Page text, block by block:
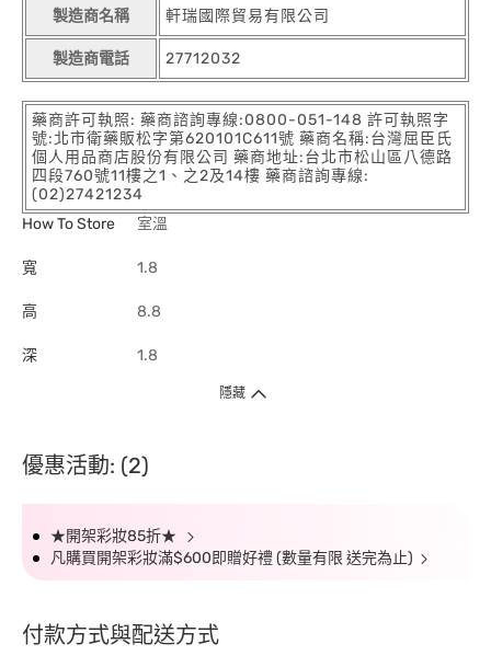
製造商名稱 軒瑞國際貿易有限公司
製造商電話 27712032
藥商許可執照: 藥商諮詢專線:0800-051-148 許可執照字
號:北市衛藥販松字第620101C611號 藥商名稱:台灣屈臣氏
個人用品商店股份有限公司 藥商地址:台北市松山區八德路
四段760號11樓之1、之2及14樓 藥商諮詢專線:
(02)27421234
How To Store
室溫
寬 1.8
高 8.8
深 1.8
隱藏
優惠活動: (2)
★開架彩妝85折★
凡購買開架彩妝滿$600即贈好禮 (數量有限 送完為止)
付款方式與配送方式